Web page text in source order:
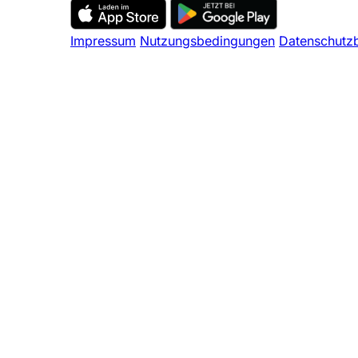
Impressum Nutzungsbedingungen